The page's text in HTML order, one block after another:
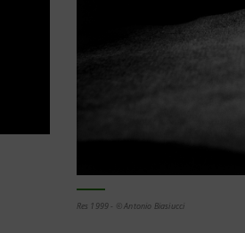
Res 1999 - © Antonio Biasiucci